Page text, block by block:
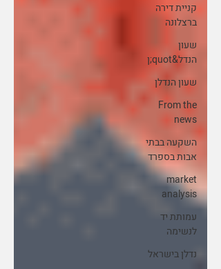
קניית דירה
ברצלונה
שעון
הנדל&quot;ן
שעון הנדלן
From the
news
השקעה בבתי
אבות בספרד
market
analysis
עמותת יד
לנשימה
נדלן בישראל